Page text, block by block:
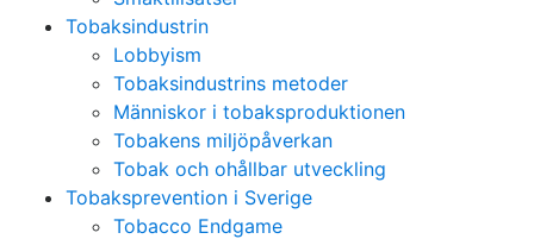
Tobaksindustrin
Lobbyism
Tobaksindustrins metoder
Människor i tobaksproduktionen
Tobakens miljöpåverkan
Tobak och ohållbar utveckling
Tobaksprevention i Sverige
Tobacco Endgame